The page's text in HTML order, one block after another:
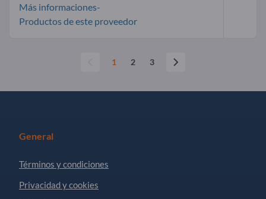
Más informaciones-
Productos de este proveedor
1 2 3
General
Términos y condiciones
Privacidad y cookies